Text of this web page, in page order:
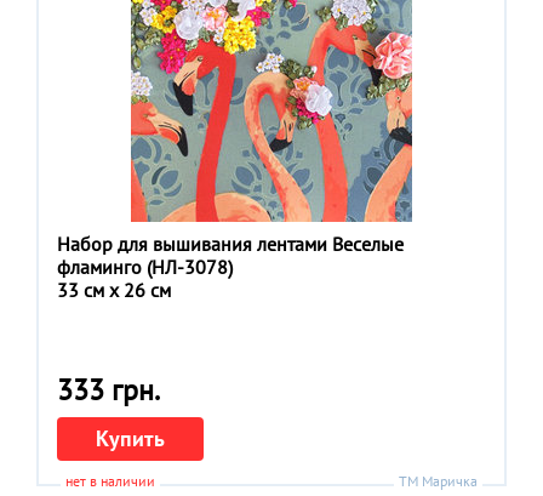
Набор для вышивания лентами Веселые
фламинго (НЛ-3078)
33 см x 26 см
333 грн.
Купить
нет в наличии ТМ Маричка